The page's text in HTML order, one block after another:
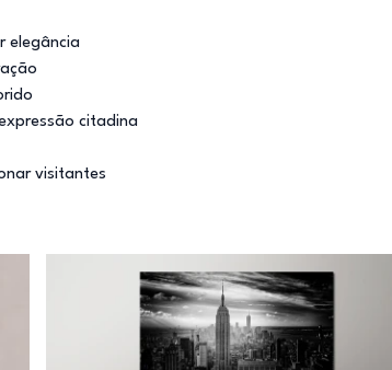
elegância
citadina
visitantes